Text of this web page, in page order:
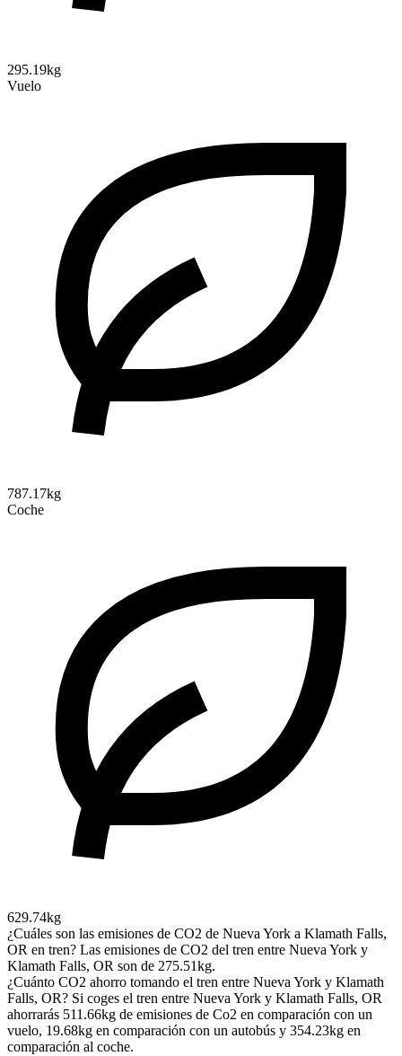
295.19kg
Vuelo
787.17kg
Coche
629.74kg
¿Cuáles son las emisiones de CO2 de Nueva York a Klamath Falls,
OR en tren? Las emisiones de CO2 del tren entre Nueva York y
Klamath Falls, OR son de 275.51kg.
¿Cuánto CO2 ahorro tomando el tren entre Nueva York y Klamath
Falls, OR? Si coges el tren entre Nueva York y Klamath Falls, OR
ahorrarás 511.66kg de emisiones de Co2 en comparación con un
vuelo, 19.68kg en comparación con un autobús y 354.23kg en
comparación al coche.